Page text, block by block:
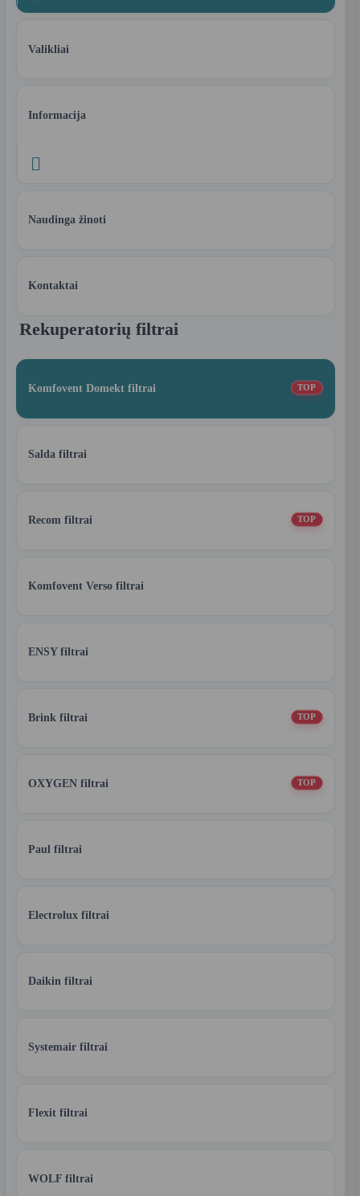
Valikliai
Informacija

Naudinga žinoti
Kontaktai
Rekuperatorių filtrai
Komfovent Domekt filtrai TOP
Salda filtrai
Recom filtrai TOP
Komfovent Verso filtrai
ENSY filtrai
Brink filtrai TOP
OXYGEN filtrai TOP
Paul filtrai
Electrolux filtrai
Daikin filtrai
Systemair filtrai
Flexit filtrai
WOLF filtrai